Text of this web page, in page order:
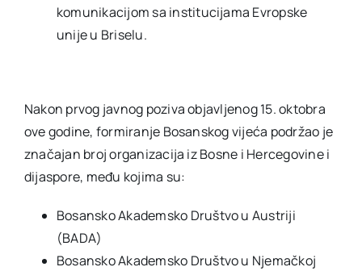
komunikacijom sa institucijama Evropske
unije u Briselu.
Nakon prvog javnog poziva objavljenog 15. oktobra
ove godine, formiranje Bosanskog vijeća podržao je
značajan broj organizacija iz Bosne i Hercegovine i
dijaspore, među kojima su:
Bosansko Akademsko Društvo u Austriji
(BADA)
Bosansko Akademsko Društvo u Njemačkoj